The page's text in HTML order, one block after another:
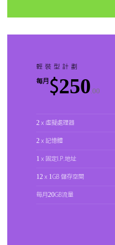
輕裝型計劃
每月 $250.00
2 x 虛擬處理器
2 x 記憶體
1 x 固定I.P.地址
12 x 1GB 儲存空間
每月20GB流量